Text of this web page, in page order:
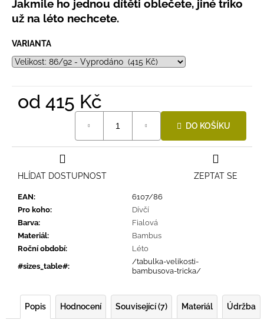
Jakmile ho jednou dítěti oblečete, jiné triko
už na léto nechcete.
VARIANTA
od 415 Kč
DO KOŠÍKU
EAN:
6107/86
Pro koho:
Dívčí
Barva:
Fialová
Materiál:
Bambus
Roční období:
Léto
#sizes_table#:
/tabulka-velikosti-
bambusova-tricka/
ZEPTAT SE
HLÍDAT DOSTUPNOST
Popis Hodnocení Související (7) Materiál Údržba
LETNÍ
KALHOTY
ŽLUTÉ
695